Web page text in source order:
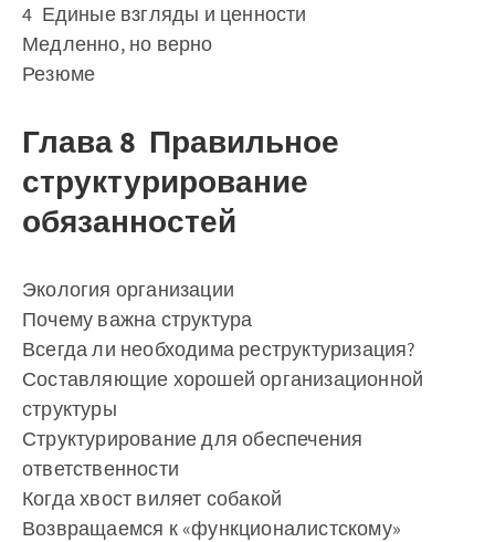
4 Единые взгляды и ценности
Медленно, но верно
Резюме
Глава 8 Правильное
структурирование
обязанностей
Экология организации
Почему важна структура
Всегда ли необходима реструктуризация?
Составляющие хорошей организационной
структуры
Структурирование для обеспечения
ответственности
Когда хвост виляет собакой
Возвращаемся к «функционалистскому»